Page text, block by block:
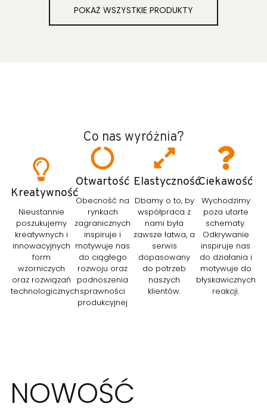
POKAŻ WSZYSTKIE PRODUKTY
Co nas wyróżnia?
Kreatywność
Nieustannie
poszukujemy
kreatywnych i
innowacyjnych
form
wzorniczych
oraz rozwiązań
technologicznych
Otwartość
Obecność na
rynkach
zagranicznych
inspiruje i
motywuje nas
do ciągłego
rozwoju oraz
podnoszenia
sprawności
produkcyjnej
Elastyczność
Dbamy o to, by
współpraca z
nami była
zawsze łatwa, a
serwis
dopasowany
do potrzeb
naszych
klientów.
Ciekawość
Wychodzimy
poza utarte
schematy.
Odkrywanie
inspiruje nas
do działania i
motywuje do
błyskawicznych
reakcji.
NOWOŚĆ